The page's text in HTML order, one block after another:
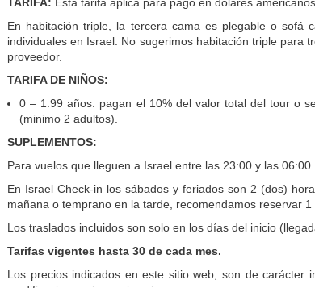
En habitación triple, la tercera cama es plegable o sofá
individuales en Israel. No sugerimos habitación triple para
proveedor.
TARIFA DE NIÑOS:
0 – 1.99 años. pagan el 10% del valor total del tour o
(minimo 2 adultos).
SUPLEMENTOS:
Para vuelos que lleguen a Israel entre las 23:00 y las
En Israel Check-in los sábados y feriados son 2 (dos)
mañana o temprano en la tarde, recomendamos reservar
Los traslados incluidos son solo en los días del inicio
Tarifas vigentes hasta 30 de cada mes.
Los precios indicados en este sitio web, son de carácter